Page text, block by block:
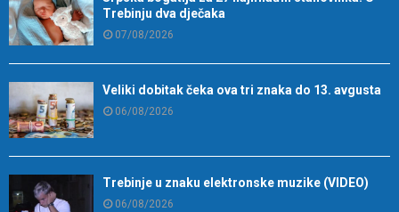
Trebinju dva dječaka
07/08/2026
Veliki dobitak čeka ova tri znaka do 13. avgusta
06/08/2026
Trebinje u znaku elektronske muzike (VIDEO)
06/08/2026